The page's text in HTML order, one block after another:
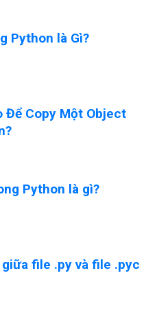
Python là Gì?
Để Copy Một Object
Python là gì?
file .py và file .pyc